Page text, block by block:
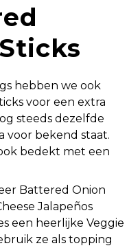
hebben we ook
voor een extra
steeds dezelfde
voor bekend staat.
bedekt met een
Battered Onion
Jalapeños
een heerlijke Veggie
ze als topping